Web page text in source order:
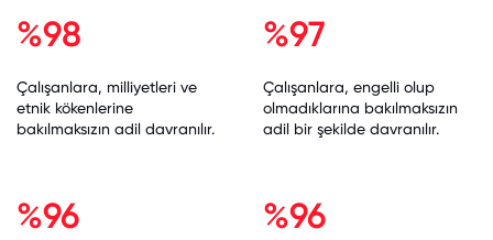
%98
Çalışanlara, milliyetleri ve
etnik kökenlerine
bakılmaksızın adil davranılır.
%97
Çalışanlara, engelli olup
olmadıklarına bakılmaksızın
adil bir şekilde davranılır.
%96 %96